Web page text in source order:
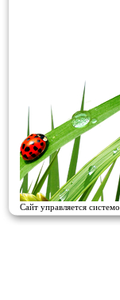
Сайт управляется